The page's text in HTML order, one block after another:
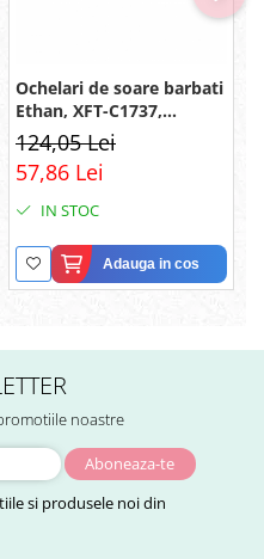
Ochelari de soare barbati
Ethan, XFT-C1737,
Wayfarer, Polarizati,
Negru
124,05 Lei
57,86 Lei
IN STOC
Adauga in cos
noastre
si produsele noi din